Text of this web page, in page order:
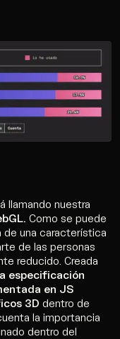
llamando nuestra
Como se puede
de una característica
de las personas
reducido. Creada
especificación
en JS
3D dentro de
la importancia
dentro del